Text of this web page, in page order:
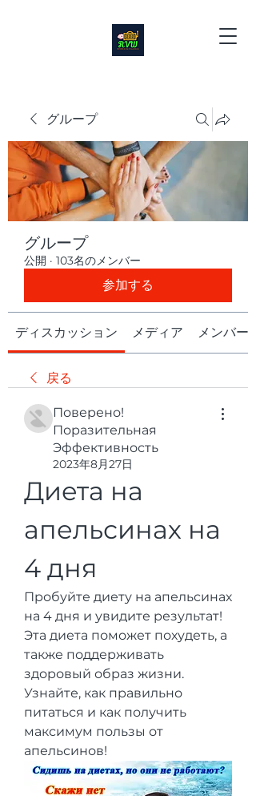
グループ
グループ
公開 · 103名のメンバー
参加する
ディスカッション メディア メンバー
戻る
Поверено!
Поразительная
Эффективность
2023年8月27日
Диета на
апельсинах на
4 дня
Пробуйте диету на апельсинах
на 4 дня и увидите результат!
Эта диета поможет похудеть, а
также поддерживать
здоровый образ жизни.
Узнайте, как правильно
питаться и как получить
максимум пользы от
апельсинов!